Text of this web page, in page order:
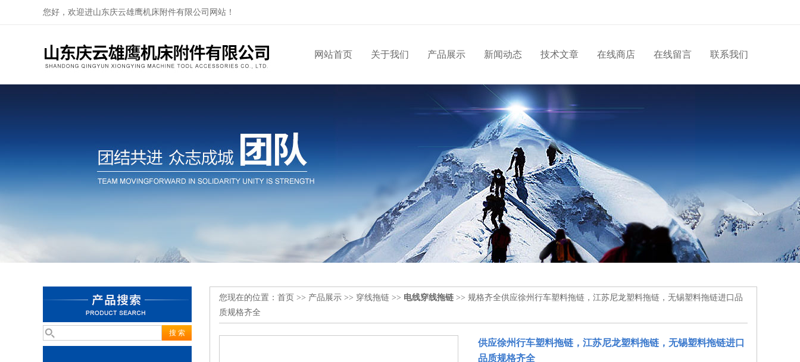
您好，欢迎进山东庆云雄鹰机床附件有限公司网站！
网站首页 关于我们 产品展示 新闻动态 技术文章 在线商店 在线留言 联系我们
您现在的位置： 首页 >> 产品展示 >> 穿线拖链 >> 电线穿线拖链 >> 规格齐全供应徐州行车塑料拖链，江苏尼龙塑料拖链，无锡塑料拖链进口品
质规格齐全
供应徐州行车塑料拖链，江苏尼龙塑料拖链，无锡塑料拖链进口
品质规格齐全